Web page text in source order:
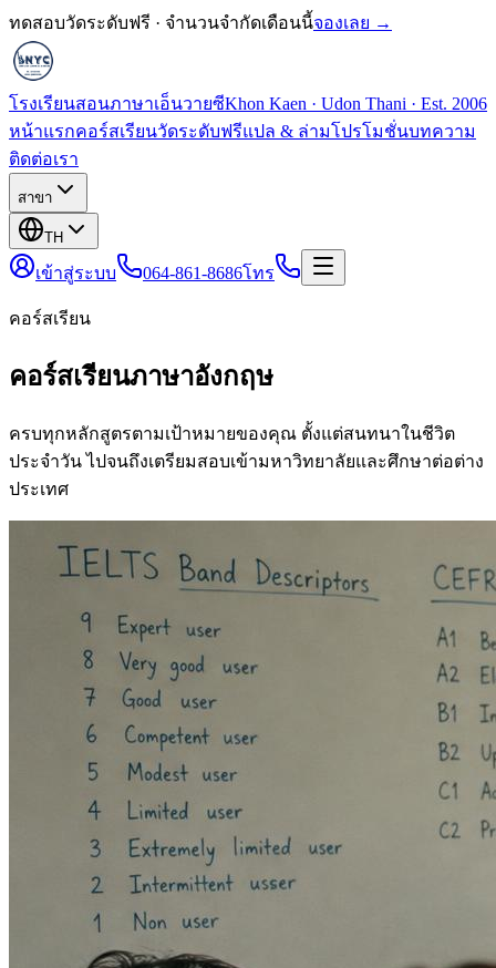
ทดสอบวัดระดับฟรี · จำนวนจำกัดเดือนนี้จองเลย →
โรงเรียนสอนภาษาเอ็นวายซีKhon Kaen · Udon Thani · Est. 2006
หน้าแรกคอร์สเรียนวัดระดับฟรีแปล & ล่ามโปรโมชั่นบทความ
ติดต่อเรา
สาขา
TH
เข้าสู่ระบบ 064-861-8686โทร
คอร์สเรียน
คอร์สเรียนภาษาอังกฤษ
ครบทุกหลักสูตรตามเป้าหมายของคุณ ตั้งแต่สนทนาในชีวิต
ประจำวัน ไปจนถึงเตรียมสอบเข้ามหาวิทยาลัยและศึกษาต่อต่าง
ประเทศ